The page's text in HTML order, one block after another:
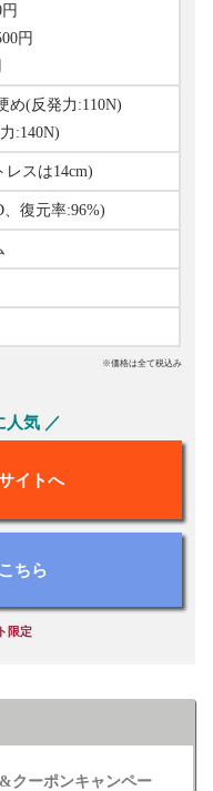
円
め(反発力:110N)
:140N)
レスは14cm)
復元率:96%)
※価格は全て税込み
人気 ／
イトへ
ちら
限定
クーポンキャンペー